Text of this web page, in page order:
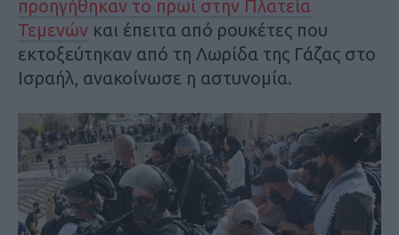
προηγήθηκαν το πρωί στην Πλατεία
Τεμενών και έπειτα από ρουκέτες που
εκτοξεύτηκαν από τη Λωρίδα της Γάζας στο
Ισραήλ, ανακοίνωσε η αστυνομία.